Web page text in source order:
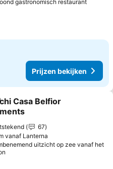
gastronomisch restaurant
Prijzen bekijken
aan favorieten
Casa Belfior
bekijken 67
vanaf Lanterna
uitzicht op zee vanaf het